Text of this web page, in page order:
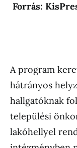
Forrás:
A program
hátrányos
hallgatóknak
települési
lakóhellyel